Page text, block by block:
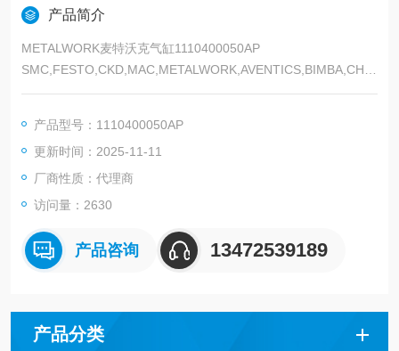
产品简介
METALWORK麦特沃克气缸1110400050AP
SMC,FESTO,CKD,MAC,METALWORK,AVENTICS,BIMBA,CHE
LIC,KOGANEI,亚德客 金器
产品型号：1110400050AP
更新时间：2025-11-11
厂商性质：代理商
访问量：2630
产品咨询 13472539189
产品分类